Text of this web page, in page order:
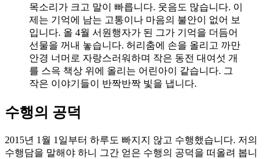
목소리가 크고 말이 빠릅니다. 웃음도 많습니다. 이
제는 기억에 남는 고통이나 마음의 불안이 없어 보
입니다. 올 4월 서원행자가 된 그가 기억을 더듬어
선물을 꺼내 놓습니다. 허리춤에 손을 올리고 까만
안경 너머로 자랑스러워하며 작은 동전 대여섯 개
를 스윽 책상 위에 올리는 어린아이 같습니다. 그
작은 이야기들이 반짝반짝 빛을 냅니다.
수행의 공덕
2015년 1월 1일부터 하루도 빠지지 않고 수행했습니다. 저의
수행담을 말해야 하니 그간 얻은 수행의 공덕을 떠올려 봅니